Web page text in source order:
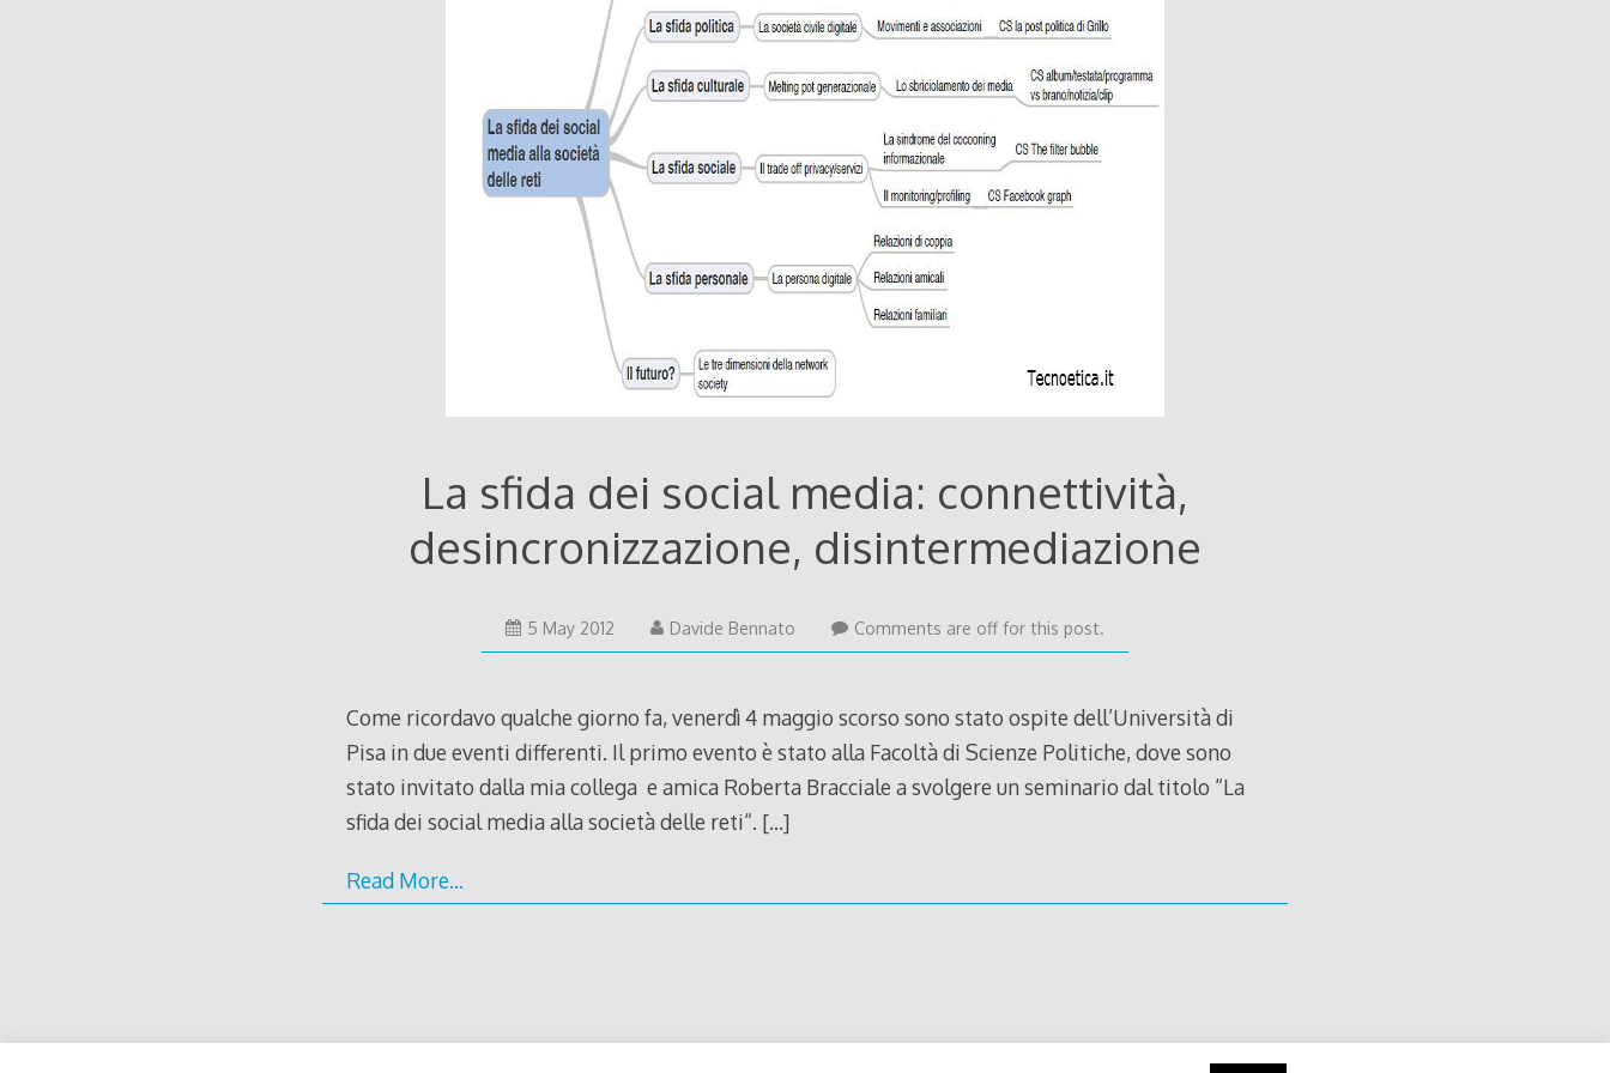
La sfida dei social media: connettività,
desincronizzazione, disintermediazione
5 May 2012 Davide Bennato Comments are off for this post.
Come ricordavo qualche giorno fa, venerdì 4 maggio scorso sono stato ospite dell’Università di
Pisa in due eventi differenti. Il primo evento è stato alla Facoltà di Scienze Politiche, dove sono
stato invitato dalla mia collega e amica Roberta Bracciale a svolgere un seminario dal titolo “La
sfida dei social media alla società delle reti“. […]
Read More…